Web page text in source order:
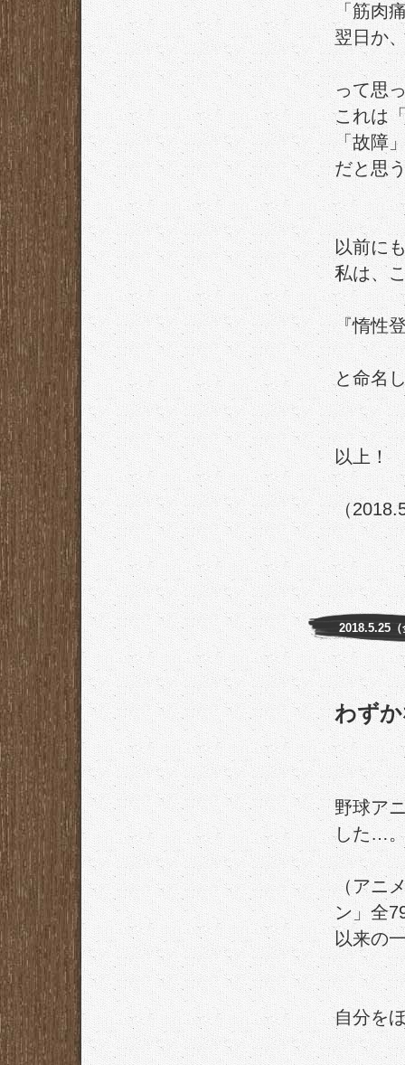
「筋肉
翌日か
って思
これは
「故障
だと思
以前に
私は、
『惰性
と命名
以上！
（
2018.5.25（
わず
野球ア
した…
（アニ
ン」全
以来の
自分を